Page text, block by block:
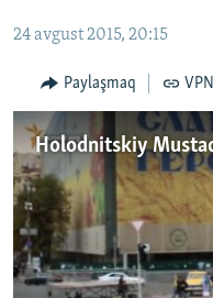
VİDEO
SÜRET
BLOGLAR
FİKİR
Русский
Українською
24 avgust 2015, 20:15
Paylaşmaq
No media